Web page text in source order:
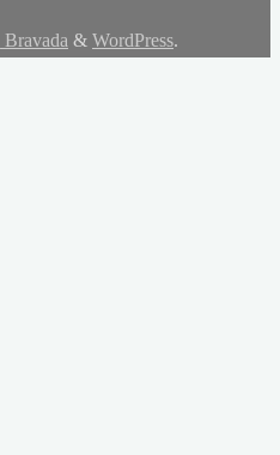
Bravada & WordPress.